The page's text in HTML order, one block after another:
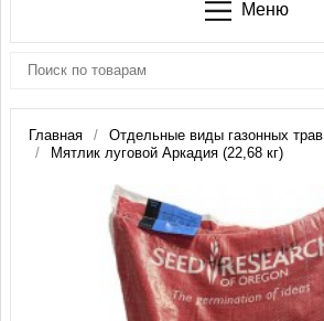
Меню
Главная Отдельные виды газонных трав
Мятлик луговой Аркадия (22,68 кг)